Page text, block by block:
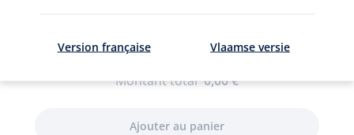
Montant total 0,00 €
Version française Vlaamse versie